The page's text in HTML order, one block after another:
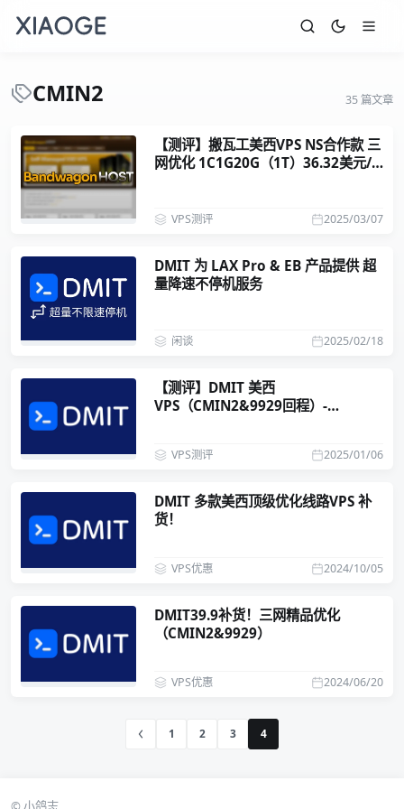
CMIN2 35 篇文章
【测评】搬瓦工美西VPS NS合作款 三
网优化 1C1G20G（1T）36.32美元/
2025/03/07
VPS测评
DMIT 为 LAX Pro & EB 产品提供 超
量降速不停机服务
2025/02/18
闲谈
【测评】DMIT 美西
VPS（CMIN2&9929回程）-
2025/01/06
VPS测评
DMIT 多款美西顶级优化线路VPS 补
货！
2024/10/05
VPS优惠
DMIT39.9补货！三网精品优化
（CMIN2&9929）
2024/06/20
VPS优惠
1 2 3 4